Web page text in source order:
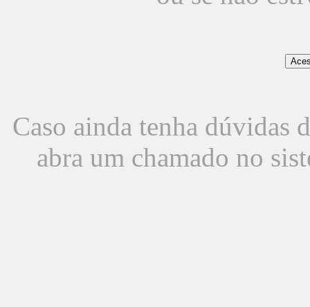
Caso ainda tenha dúvidas
abra um chamado no